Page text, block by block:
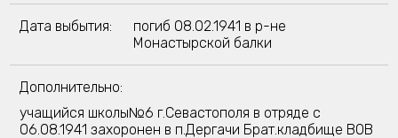
Дата выбытия:
погиб 08.02.1941 в р-не
Монастырской балки
Дополнительно:
учащийся школы№6 г.Севастополя в отряде с
06.08.1941 захоронен в п.Дергачи Брат.кладбище ВОВ